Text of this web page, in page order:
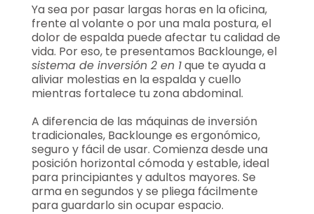
Ya sea por pasar largas horas en la oficina,
frente al volante o por una mala postura, el
dolor de espalda puede afectar tu calidad de
vida. Por eso, te presentamos Backlounge, el
sistema de inversión 2 en 1que te ayuda a
aliviar molestias en la espalda y cuello
mientras fortalece tu zona abdominal.
A diferencia de las máquinas de inversión
tradicionales, Backlounge es ergonómico,
seguro y fácil de usar. Comienza desde una
posición horizontal cómoda y estable, ideal
para principiantes y adultos mayores. Se
arma en segundos y se pliega fácilmente
para guardarlo sin ocupar espacio.